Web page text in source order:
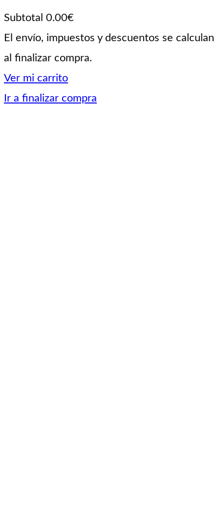
Productos
del
carrito
Subtotal 0.00€
El envío, impuestos y descuentos se calculan
al finalizar compra.
Ver mi carrito
Ir a finalizar compra